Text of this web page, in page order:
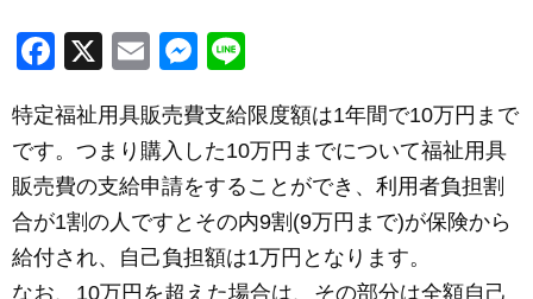
F
c
e
b
o
o
X
E
ail
M
ss
e
n
g
er
e
特定福祉用具販売費支給限度額は1年間で10万円まで
です。つまり購入した10万円までについて福祉用具
販売費の支給申請をすることができ、利用者負担割
合が1割の人ですとその内9割(9万円まで)が保険から
給付され、自己負担額は1万円となります。
なお、10万円を超えた場合は、その部分は全額自己